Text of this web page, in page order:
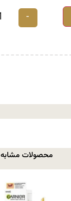
-
محصولات مشابه